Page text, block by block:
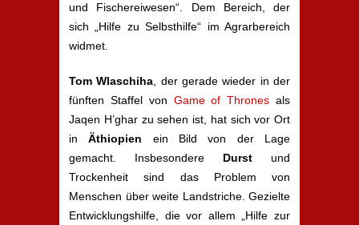
und Fischereiwesen“. Dem Bereich, der
sich „Hilfe zu Selbsthilfe“ im Agrarbereich
widmet.
Tom Wlaschiha , der gerade wieder in der
fünften Staffel von Game of Thrones als
Jaqen H’gharzu sehen ist, hat sich vor Ort
inÄthiopien ein Bild von der Lage
gemacht. Insbesondere Durst und
Trockenheit sind das Problem von
Menschen über weite Landstriche. Gezielte
Entwicklungshilfe, die vor allem „Hilfe zur